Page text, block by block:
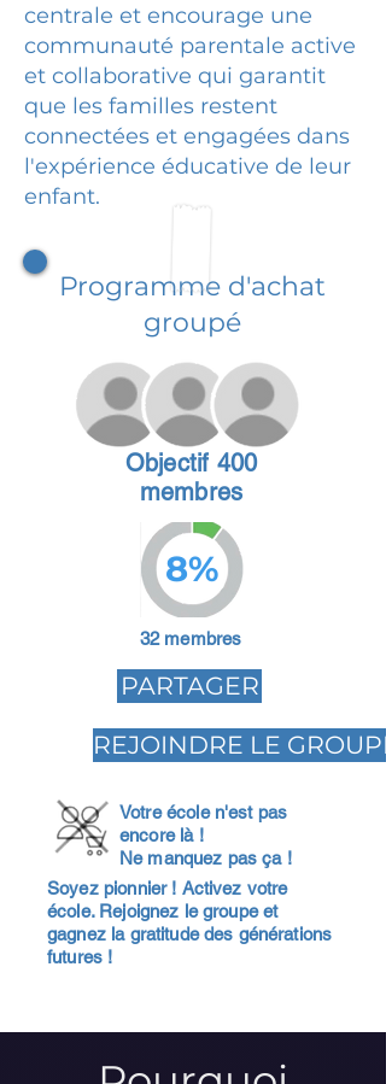
centrale et encourage une
communauté parentale active
et collaborative qui garantit
que les familles restent
connectées et engagées dans
l'expérience éducative de leur
enfant.
Programme d'achat
groupé
Objectif 400
membres
8%
32 membres
PARTAGER
REJOINDRE LE GROUPE
Votre école n'est pas
encore là !
Ne manquez pas ça !
Soyez pionnier ! Activez votre
école. Rejoignez le groupe et
gagnez la gratitude des générations
futures !